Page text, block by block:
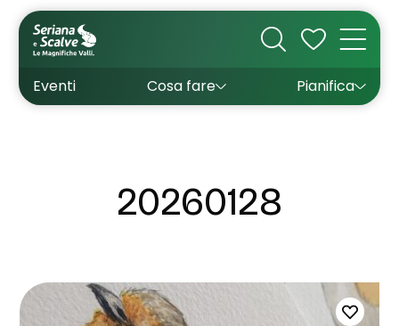
Eventi Cosa fare
Cultura
Outdoor
Pianifica
Dove dormire
Come arrivare
Come muoversi
Wishlist
20260128